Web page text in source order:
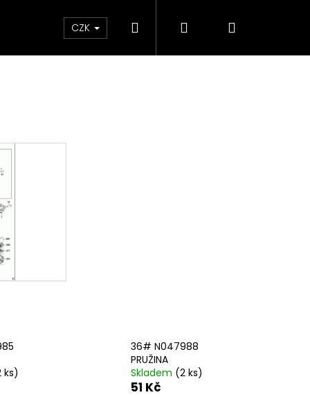
CZK HledatPřihlášení
ks)
36# N047988
PRUŽINA
Skladem (2 ks)
51 Kč